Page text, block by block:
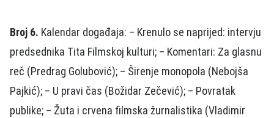
Broj 6. Kalendar događaja: – Krenulo se naprijed: intervju
predsednika Tita Filmskoj kulturi; – Komentari: Za glasnu
reč (Predrag Golubović); – Širenje monopola (Nebojša
Pajkić); – U pravi čas (Božidar Zečević); – Povratak
publike; – Žuta i crvena filmska žurnalistika (Vladimir